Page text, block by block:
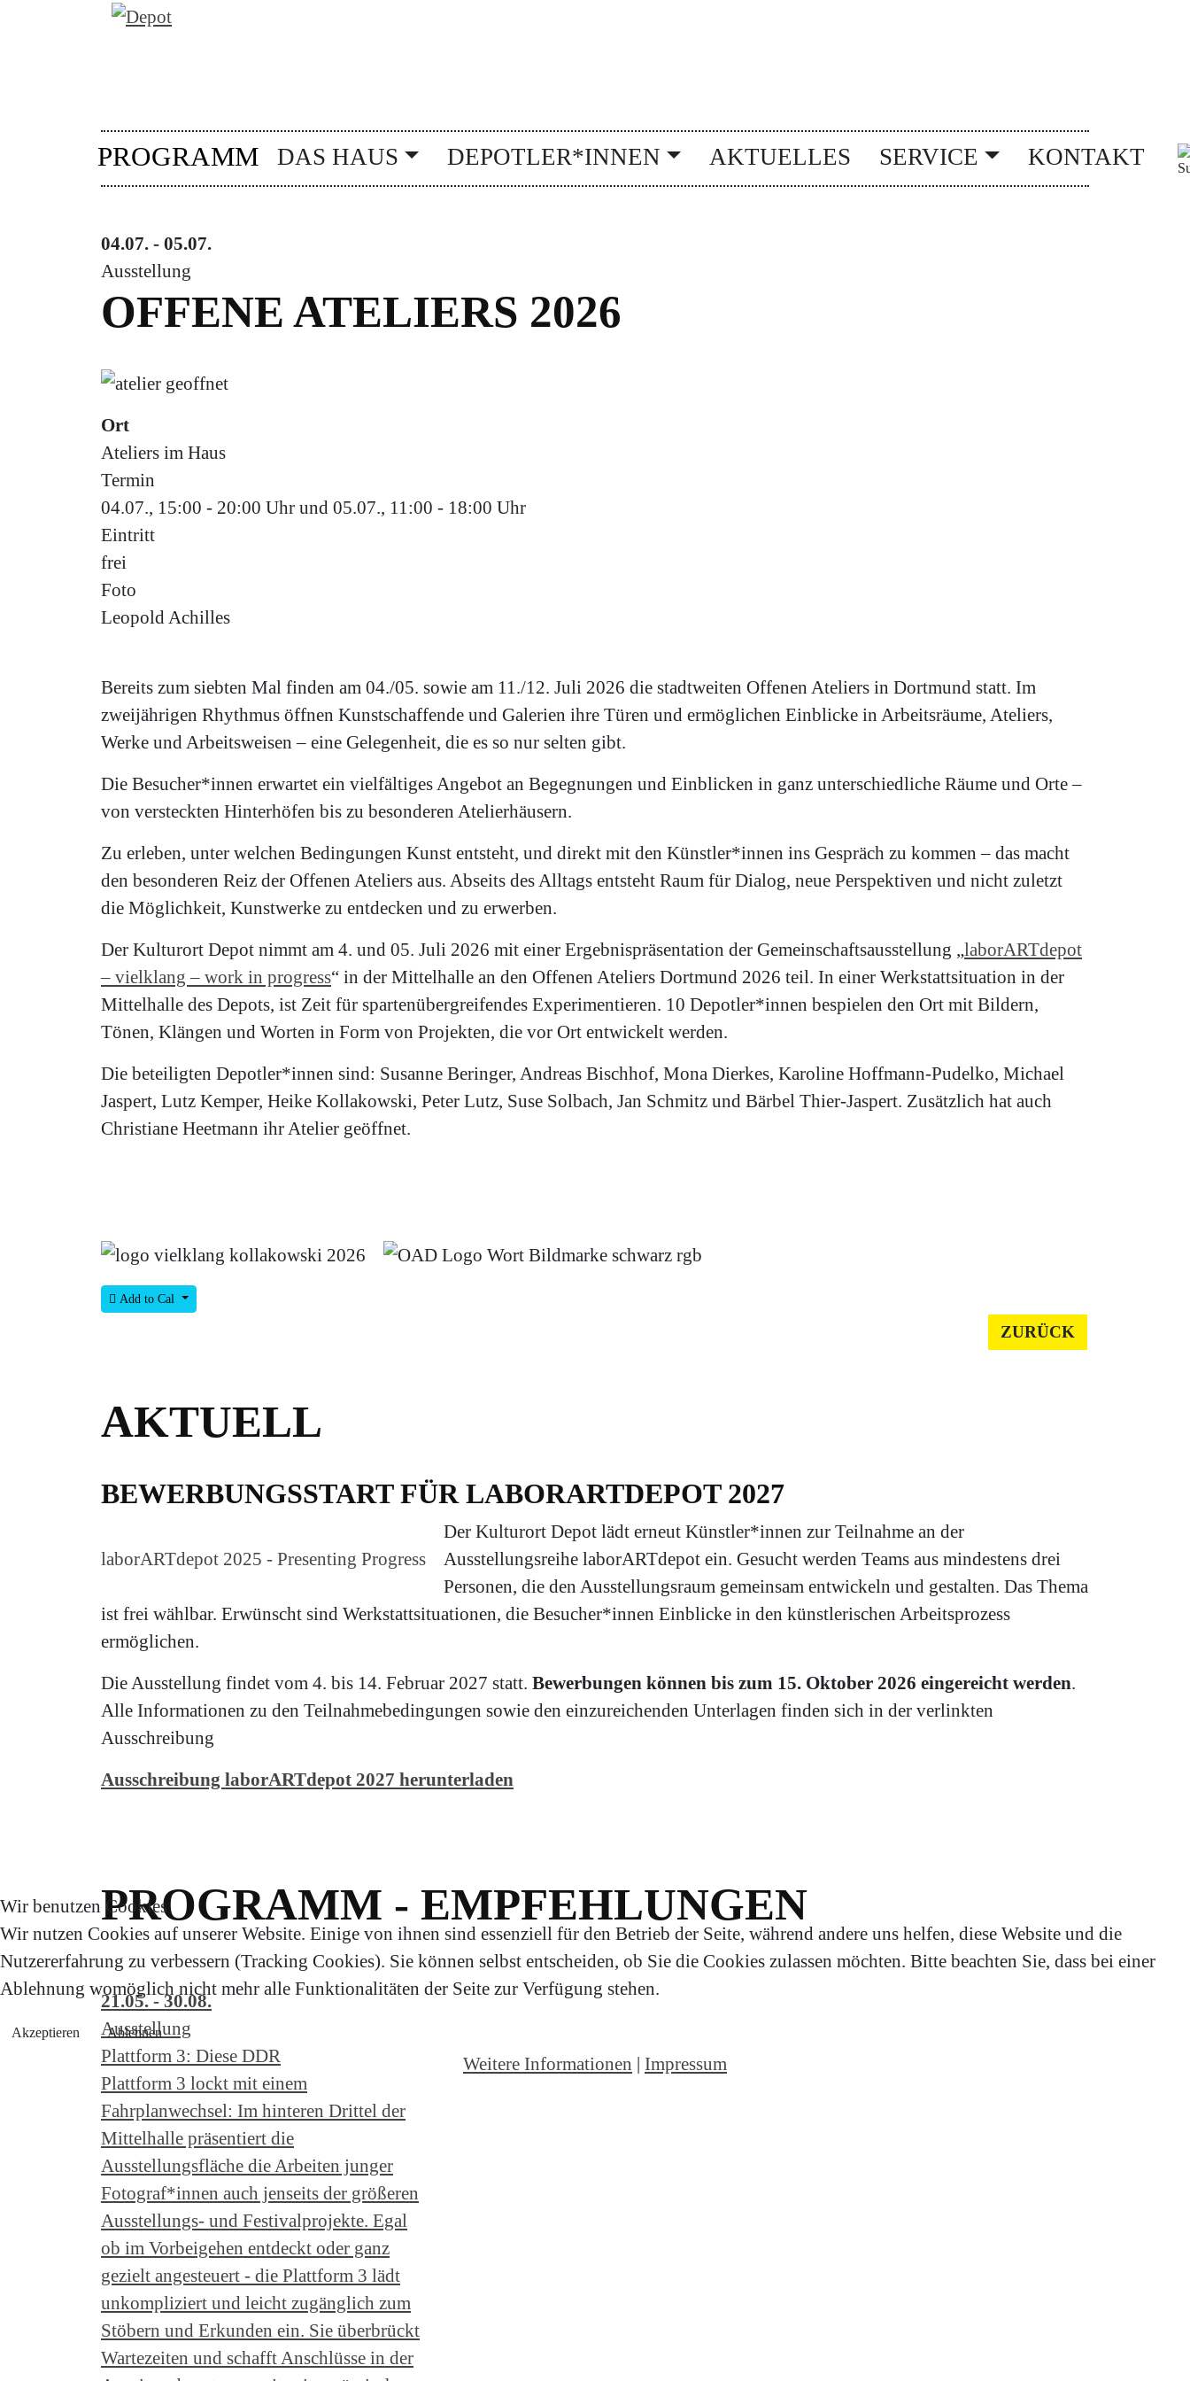
PROGRAMM DAS HAUS DEPOTLER*INNEN AKTUELLES SERVICE KONTAKT
04.07. - 05.07.
Ausstellung
OFFENE ATELIERS 2026
Ort
Ateliers im Haus
Termin
04.07., 15:00 - 20:00 Uhr und 05.07., 11:00 - 18:00 Uhr
Eintritt
frei
Foto
Leopold Achilles
Bereits zum siebten Mal finden am 04./05. sowie am 11./12. Juli 2026 die stadtweiten Offenen Ateliers in Dortmund statt. Im
zweijährigen Rhythmus öffnen Kunstschaffende und Galerien ihre Türen und ermöglichen Einblicke in Arbeitsräume, Ateliers,
Werke und Arbeitsweisen – eine Gelegenheit, die es so nur selten gibt.
Die Besucher*innen erwartet ein vielfältiges Angebot an Begegnungen und Einblicken in ganz unterschiedliche Räume und Orte –
von versteckten Hinterhöfen bis zu besonderen Atelierhäusern.
Zu erleben, unter welchen Bedingungen Kunst entsteht, und direkt mit den Künstler*innen ins Gespräch zu kommen – das macht
den besonderen Reiz der Offenen Ateliers aus. Abseits des Alltags entsteht Raum für Dialog, neue Perspektiven und nicht zuletzt
die Möglichkeit, Kunstwerke zu entdecken und zu erwerben.
Der Kulturort Depot nimmt am 4. und 05. Juli 2026 mit einer Ergebnispräsentation der Gemeinschaftsausstellung „laborARTdepot
– vielklang – work in progress“ in der Mittelhalle an den Offenen Ateliers Dortmund 2026 teil. In einer Werkstattsituation in der
Mittelhalle des Depots, ist Zeit für spartenübergreifendes Experimentieren. 10 Depotler*innen bespielen den Ort mit Bildern,
Tönen, Klängen und Worten in Form von Projekten, die vor Ort entwickelt werden.
Die beteiligten Depotler*innen sind: Susanne Beringer, Andreas Bischhof, Mona Dierkes, Karoline Hoffmann-Pudelko, Michael
Jaspert, Lutz Kemper, Heike Kollakowski, Peter Lutz, Suse Solbach, Jan Schmitz und Bärbel Thier-Jaspert. Zusätzlich hat auch
Christiane Heetmann ihr Atelier geöffnet.
Add to Cal
ZURÜCK
AKTUELL
BEWERBUNGSSTART FÜR LABORARTDEPOT 2027
laborARTdepot 2025 - Presenting Progress
Der Kulturort Depot lädt erneut Künstler*innen zur Teilnahme an der
Ausstellungsreihe laborARTdepot ein. Gesucht werden Teams aus mindestens drei
Personen, die den Ausstellungsraum gemeinsam entwickeln und gestalten. Das Thema
ist frei wählbar. Erwünscht sind Werkstattsituationen, die Besucher*innen Einblicke in den künstlerischen Arbeitsprozess
ermöglichen.
Die Ausstellung findet vom 4. bis 14. Februar 2027 statt. Bewerbungen können bis zum 15. Oktober 2026 eingereicht werden.
Alle Informationen zu den Teilnahmebedingungen sowie den einzureichenden Unterlagen finden sich in der verlinkten
Ausschreibung
Ausschreibung laborARTdepot 2027 herunterladen
PROGRAMM - EMPFEHLUNGEN
21.05. - 30.08.
Ausstellung
Plattform 3: Diese DDR
Plattform 3 lockt mit einem
Fahrplanwechsel: Im hinteren Drittel der
Mittelhalle präsentiert die
Ausstellungsfläche die Arbeiten junger
Fotograf*innen auch jenseits der größeren
Ausstellungs- und Festivalprojekte. Egal
ob im Vorbeigehen entdeckt oder ganz
gezielt angesteuert - die Plattform 3 lädt
unkompliziert und leicht zugänglich zum
Stöbern und Erkunden ein. Sie überbrückt
Wartezeiten und schafft Anschlüsse in der
Wir benutzen Cookies
Wir nutzen Cookies auf unserer Website. Einige von ihnen sind essenziell für den Betrieb der Seite, während andere uns helfen, diese Website und die
Nutzererfahrung zu verbessern (Tracking Cookies). Sie können selbst entscheiden, ob Sie die Cookies zulassen möchten. Bitte beachten Sie, dass bei einer
Ablehnung womöglich nicht mehr alle Funktionalitäten der Seite zur Verfügung stehen.
Akzeptieren Ablehnen
Weitere Informationen | Impressum